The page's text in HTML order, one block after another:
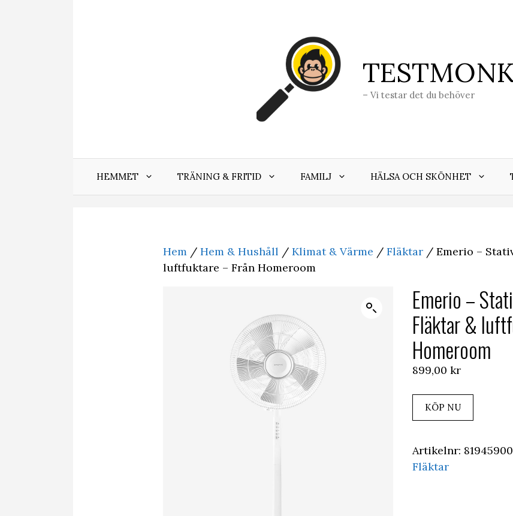
– Vi testar det du behöver
HEMMET TRÄNING & FRITID FAMILJ HÄLSA OCH SKÖNHET
Hem / Hem & Hushåll / Klimat & Värme / Fläktar / Emerio –
luftfuktare – Från Homeroom
Emerio –
Fläktar &
Homeroom
899,00 kr
KÖP NU
Artikelnr:
Fläktar